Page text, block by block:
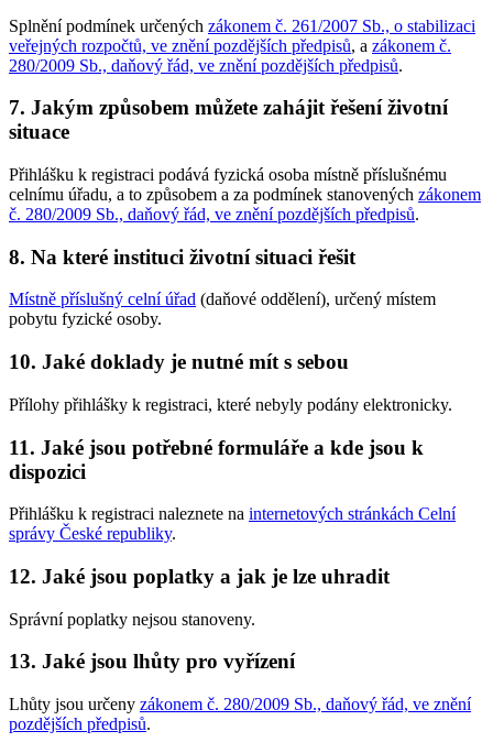
Splnění podmínek určených zákonem č. 261/2007 Sb., o stabilizaci
veřejných rozpočtů, ve znění pozdějších předpisů, a zákonem č.
280/2009 Sb., daňový řád, ve znění pozdějších předpisů.
7. Jakým způsobem můžete zahájit řešení životní
situace
Přihlášku k registraci podává fyzická osoba místně příslušnému
celnímu úřadu, a to způsobem a za podmínek stanovených zákonem
č. 280/2009 Sb., daňový řád, ve znění pozdějších předpisů.
8. Na které instituci životní situaci řešit
Místně příslušný celní úřad (daňové oddělení), určený místem
pobytu fyzické osoby.
10. Jaké doklady je nutné mít s sebou
Přílohy přihlášky k registraci, které nebyly podány elektronicky.
11. Jaké jsou potřebné formuláře a kde jsou k
dispozici
Přihlášku k registraci naleznete na internetových stránkách Celní
správy České republiky.
12. Jaké jsou poplatky a jak je lze uhradit
Správní poplatky nejsou stanoveny.
13. Jaké jsou lhůty pro vyřízení
Lhůty jsou určeny zákonem č. 280/2009 Sb., daňový řád, ve znění
pozdějších předpisů.